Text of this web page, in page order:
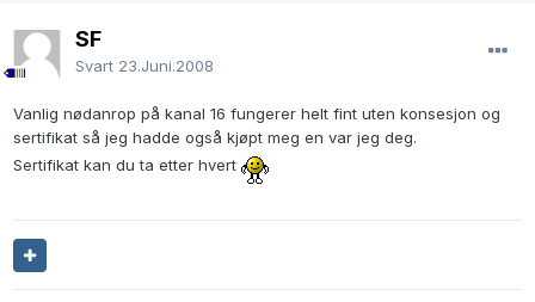
SF
Svart 23.Juni.2008
Vanlig nødanrop på kanal 16 fungerer helt fint uten konsesjon og
sertifikat så jeg hadde også kjøpt meg en var jeg deg.
Sertifikat kan du ta etter hvert